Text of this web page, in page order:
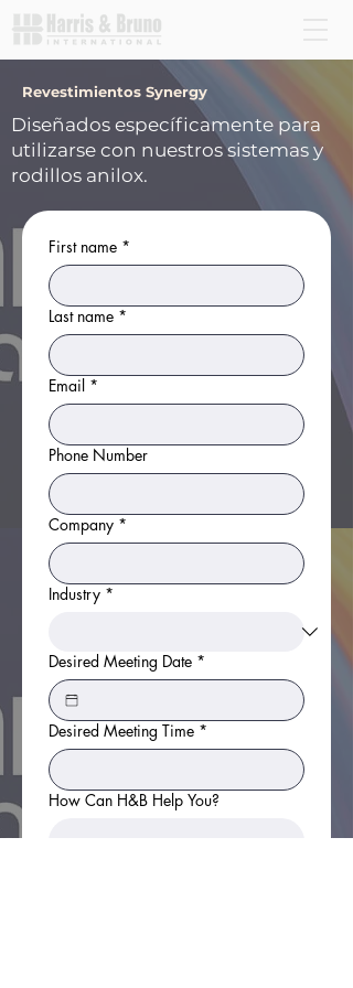
Revestimientos Synergy
Diseñados específicamente para
utilizarse con nuestros sistemas y
rodillos anilox.
First name *
Last name *
Email *
Phone Number
Company *
Industry *
Desired Meeting Date *
Desired Meeting Time *
How Can H&B Help You?